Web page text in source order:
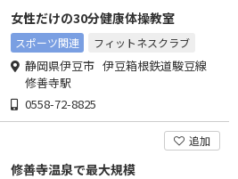
女性だけの30分健康体操教室
スポーツ関連 フィットネスクラブ
静岡県伊豆市 伊豆箱根鉄道駿豆線
修善寺駅
0558-72-8825
追加
修善寺温泉で最大規模